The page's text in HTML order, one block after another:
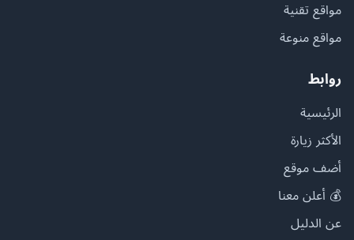
مواقع تقنية
مواقع منوعة
روابط
الرئيسية
الأكثر زيارة
أضف موقع
💰 أعلن معنا
عن الدليل